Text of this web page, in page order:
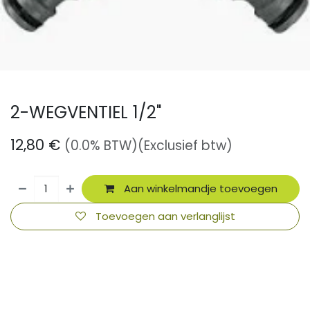
2-WEGVENTIEL 1/2"
12,80 € (0.0% BTW)(Exclusief btw)
Aan winkelmandje toevoegen
Toevoegen aan verlanglijst